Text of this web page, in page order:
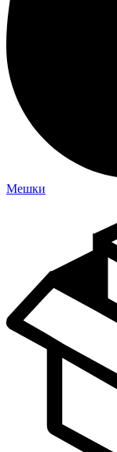
Мешки